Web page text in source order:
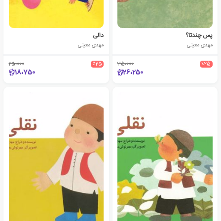
پس چندتا؟
مهدی معینی
٪25 35،000
26،250
دالی
مهدی معینی
٪25 25،000
18،750